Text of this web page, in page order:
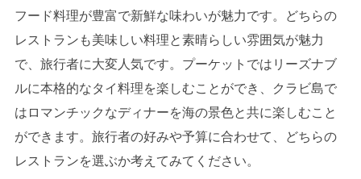
フード料理が豊富で新鮮な味わいが魅力です。どちらの
レストランも美味しい料理と素晴らしい雰囲気が魅力
で、旅行者に大変人気です。プーケットではリーズナブ
ルに本格的なタイ料理を楽しむことができ、クラビ島で
はロマンチックなディナーを海の景色と共に楽しむこと
ができます。旅行者の好みや予算に合わせて、どちらの
レストランを選ぶか考えてみてください。